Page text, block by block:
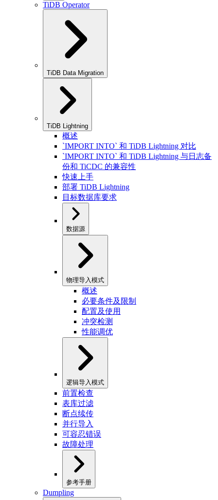
TiDB Operator
TiDB Data Migration
TiDB Lightning
概述
`IMPORT INTO` 和 TiDB Lightning 对比
`IMPORT INTO` 和 TiDB Lightning 与日志备
份和 TiCDC 的兼容性
快速上手
部署 TiDB Lightning
目标数据库要求
数据源
物理导入模式
概述
必要条件及限制
配置及使用
冲突检测
性能调优
逻辑导入模式
前置检查
表库过滤
断点续传
并行导入
可容忍错误
故障处理
参考手册
Dumpling